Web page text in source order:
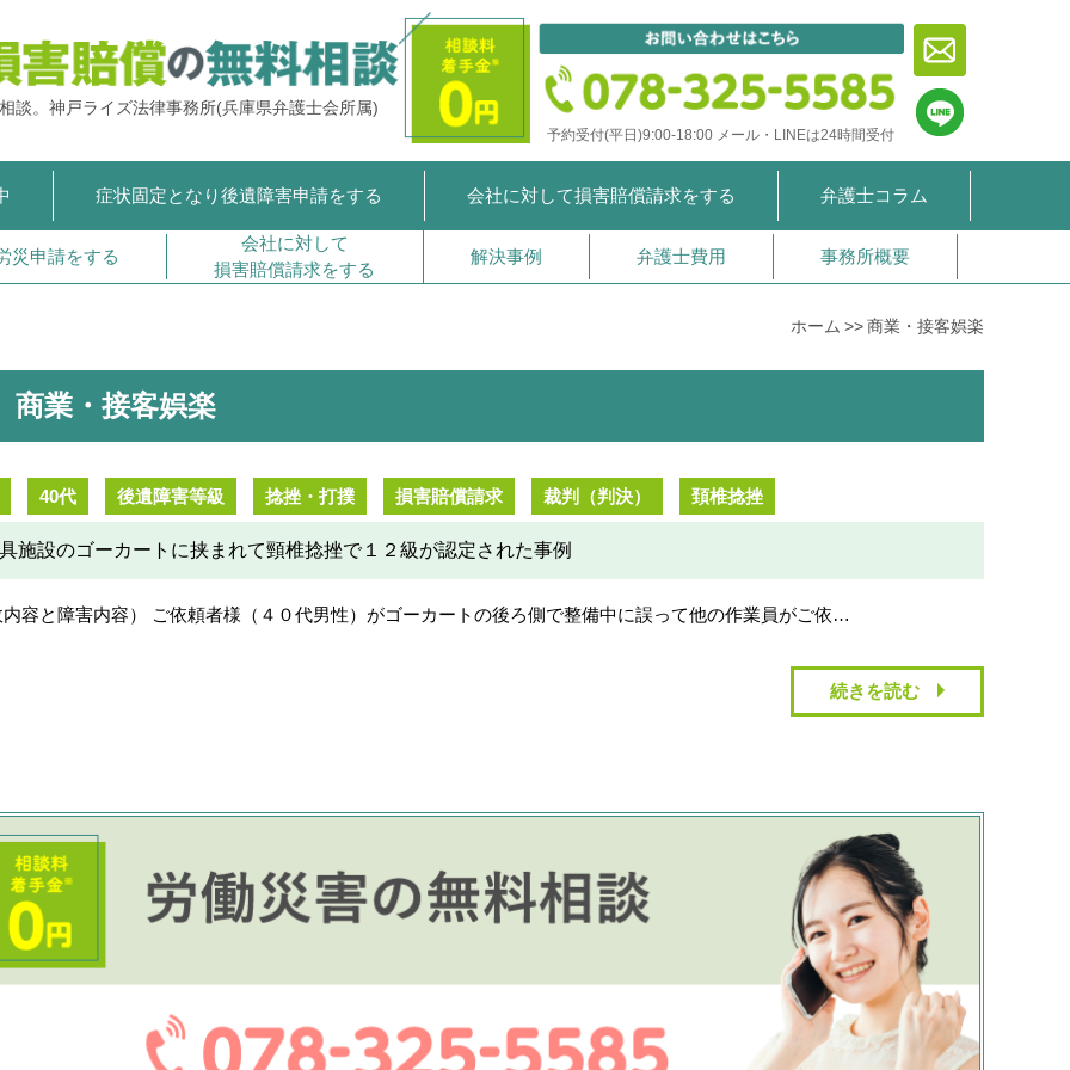
談。 神戸ライズ法律事務所(兵庫県弁護士会所属)
予約受付(平日)9:00-18:00 メール・LINEは24時間受付
症状固定となり後遺障害申請をする 会社に対して損害賠償請求をする 弁護士コラム
災申請をする
会社に対して
損害賠償請求をする
解決事例 弁護士費用 事務所概要
ホーム 商業・接客娯楽
商業・接客娯楽
40代 後遺障害等級 捻挫・打撲 損害賠償請求 裁判（判決） 頚椎捻挫
施設のゴーカートに挟まれて頸椎捻挫で１２級が認定された事例
容と障害内容） ご依頼者様（４０代男性）がゴーカートの後ろ側で整備中に誤って他の作業員がご依…
続きを読む